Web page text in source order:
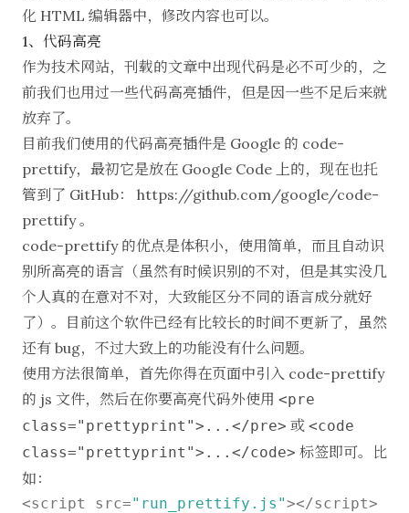
化 HTML 编辑器中，修改内容也可以。
1、代码高亮
作为技术网站，刊载的文章中出现代码是必不可少的，之
前我们也用过一些代码高亮插件，但是因一些不足后来就
放弃了。
目前我们使用的代码高亮插件是 Google 的 code-
prettify，最初它是放在 Google Code 上的，现在也托
管到了 GitHub： https://github.com/google/code-
prettify。
code-prettify 的优点是体积小，使用简单，而且自动识
别所高亮的语言（虽然有时候识别的不对，但是其实没几
个人真的在意对不对，大致能区分不同的语言成分就好
了）。目前这个软件已经有比较长的时间不更新了，虽然
还有 bug，不过大致上的功能没有什么问题。
使用方法很简单，首先你得在页面中引入 code-prettify
的 js 文件，然后在你要高亮代码外使用 <pre
class="prettyprint">...</pre> 或 <code
class="prettyprint">...</code> 标签即可。比
如：
<script src="run_prettify.js"></script>